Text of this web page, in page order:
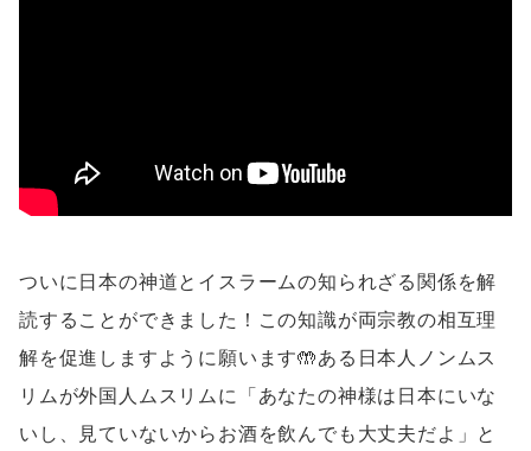
ついに日本の神道とイスラームの知られざる関係を解
読することができました！この知識が両宗教の相互理
解を促進しますように願います🤲ある日本人ノンムス
リムが外国人ムスリムに「あなたの神様は日本にいな
いし、見ていないからお酒を飲んでも大丈夫だよ」と